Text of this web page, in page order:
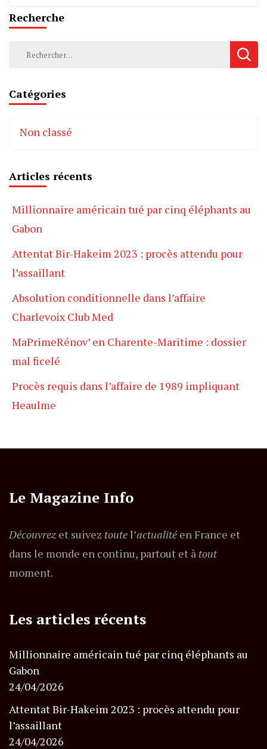
Recherche
Rechercher :
Catégories
Non classé
Articles récents
Millionnaire américain tué par cinq éléphants au
Gabon
Attentat Bir-Hakeim 2023 : procès attendu pour
l’assaillant
Absolution conditionnelle dans l’affaire
Charlevoix Club Med
MaPrimeRénov’ en Charente-Maritime : dossier
mal ficelé
Procès requis dans l’affaire de 1989 impliquant
Heaulme
Le Magazine Info
Découvrez et suivez toutel’actualitéen France et
dans le monde en continu, partout et à tout
moment.
Les articles récents
Millionnaire américain tué par cinq éléphants au
Gabon
24/04/2026
Attentat Bir-Hakeim 2023 : procès attendu pour
l’assaillant
24/04/2026